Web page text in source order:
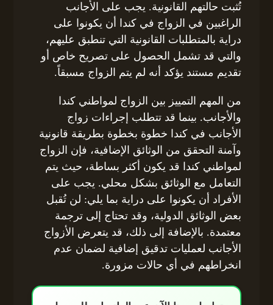
تُثبت حالتهم القانونية. يجب على الأجانب
الراغبين في الزواج في كندا أن يكونوا على
دراية بالمتطلبات القانونية التي تنطبق عليهم،
والتي قد تشمل الحصول على تصريح خاص أو
تقديم مستند يؤكد أنه لم يتم الزواج مسبقاً.
من المهم التمييز بين الزواج لمواطني كندا
والأجانب. بينما قد تتطلب إجراءات زواج
الأجانب في كندا خطوة بخطوة بطريقة قانونية
وآمنة التحقق من الوثائق الإضافية، فإن الزواج
لمواطني كندا قد يكون أكثر بساطة، حيث يتم
التعامل مع الوثائق بشكل محلي. يجب على
الأفراد أن يكونوا على دراية بما يلي: لن تُقبل
بعض الوثائق الدولية، وقد تحتاج إلى ترجمة
معتمدة. بالإضافة إلى ذلك، قد يتعرض الأزواج
الأجانب لعمليات تدقيق إضافية لضمان عدم
انخراطهم في أي حالات مزورة.